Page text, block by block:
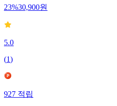
23%30,900원
5.0
(1)
927적립